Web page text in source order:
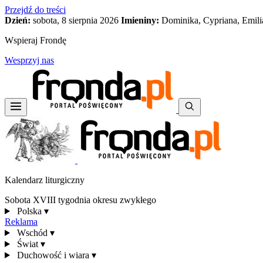
Przejdź do treści
Dzień: sobota, 8 sierpnia 2026 Imieniny: Dominika, Cypriana,
Wspieraj Frondę
Wesprzyj nas
Kalendarz liturgiczny
Sobota XVIII tygodnia okresu zwykłego
Polska ▾
Reklama
Wschód ▾
Świat ▾
Duchowość i wiara ▾